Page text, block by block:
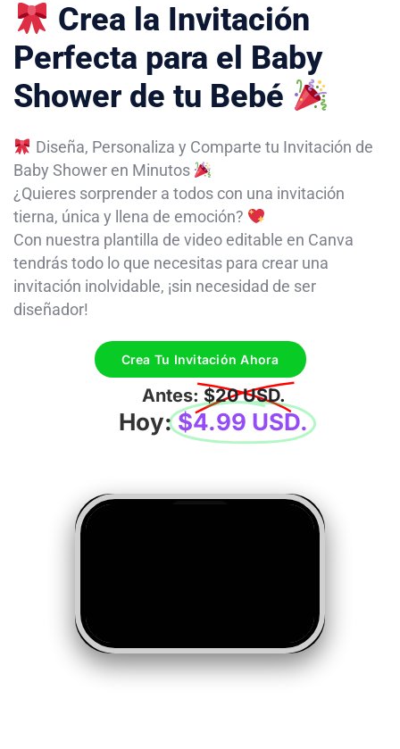
Crea la Invitación
Perfecta para el Baby
Shower de tu Bebé
Diseña, Personaliza y Comparte tu Invitación de
Baby Shower en Minutos
¿Quieres sorprender a todos con una invitación
tierna, única y llena de emoción?
Con nuestra plantilla de video editable en Canva
tendrás todo lo que necesitas para crear una
invitación inolvidable, ¡sin necesidad de ser
diseñador!
Crea Tu Invitación Ahora
Antes: $20 USD.
Hoy:$4.99 USD.